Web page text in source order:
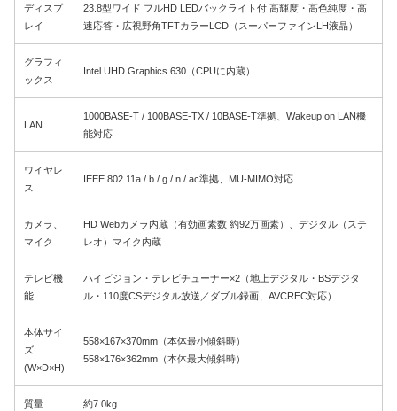
ディスプ
レイ
23.8型ワイド フルHD LEDバックライト付 高輝度・高色純度・高
速応答・広視野角TFTカラーLCD（スーパーファインLH液晶）
グラフィ
ックス
Intel UHD Graphics 630（CPUに内蔵）
LAN
1000BASE-T / 100BASE-TX / 10BASE-T準拠、Wakeup on LAN機
能対応
ワイヤレ
ス
IEEE 802.11a / b / g / n / ac準拠、MU-MIMO対応
カメラ、
マイク
HD Webカメラ内蔵（有効画素数 約92万画素）、デジタル（ステ
レオ）マイク内蔵
テレビ機
能
ハイビジョン・テレビチューナー×2（地上デジタル・BSデジタ
ル・110度CSデジタル放送／ダブル録画、AVCREC対応）
本体サイ
ズ
(W×D×H)
558×167×370mm（本体最小傾斜時）
558×176×362mm（本体最大傾斜時）
質量 約7.0kg